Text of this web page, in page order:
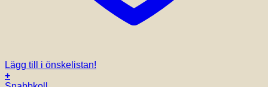
Lägg till i önskelistan!
+